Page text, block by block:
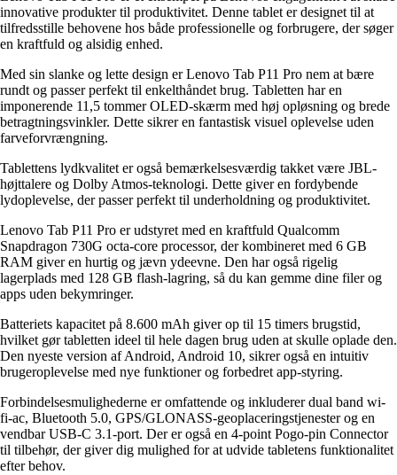
innovative produkter til produktivitet. Denne tablet er designet til at
tilfredsstille behovene hos både professionelle og forbrugere, der søger
en kraftfuld og alsidig enhed.
Med sin slanke og lette design er Lenovo Tab P11 Pro nem at bære
rundt og passer perfekt til enkelthåndet brug. Tabletten har en
imponerende 11,5 tommer OLED-skærm med høj opløsning og brede
betragtningsvinkler. Dette sikrer en fantastisk visuel oplevelse uden
farveforvrængning.
Tablettens lydkvalitet er også bemærkelsesværdig takket være JBL-
højttalere og Dolby Atmos-teknologi. Dette giver en fordybende
lydoplevelse, der passer perfekt til underholdning og produktivitet.
Lenovo Tab P11 Pro er udstyret med en kraftfuld Qualcomm
Snapdragon 730G octa-core processor, der kombineret med 6 GB
RAM giver en hurtig og jævn ydeevne. Den har også rigelig
lagerplads med 128 GB flash-lagring, så du kan gemme dine filer og
apps uden bekymringer.
Batteriets kapacitet på 8.600 mAh giver op til 15 timers brugstid,
hvilket gør tabletten ideel til hele dagen brug uden at skulle oplade den.
Den nyeste version af Android, Android 10, sikrer også en intuitiv
brugeroplevelse med nye funktioner og forbedret app-styring.
Forbindelsesmulighederne er omfattende og inkluderer dual band wi-
fi-ac, Bluetooth 5.0, GPS/GLONASS-geoplaceringstjenester og en
vendbar USB-C 3.1-port. Der er også en 4-point Pogo-pin Connector
til tilbehør, der giver dig mulighed for at udvide tabletens funktionalitet
efter behov.